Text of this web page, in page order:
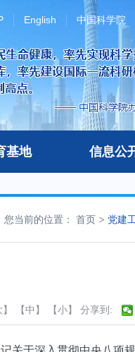
English 中国科学院
基地 信息公
您当前的位置： 首页 党建
】 【中 】 【小】 分享到: